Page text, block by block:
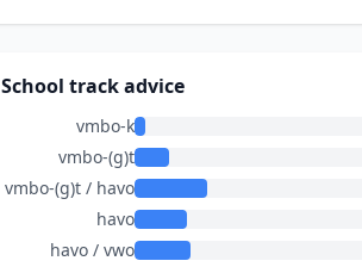
School track advice
vmbo-k
vmbo-(g)t
vmbo-(g)t / havo
havo
havo / vwo